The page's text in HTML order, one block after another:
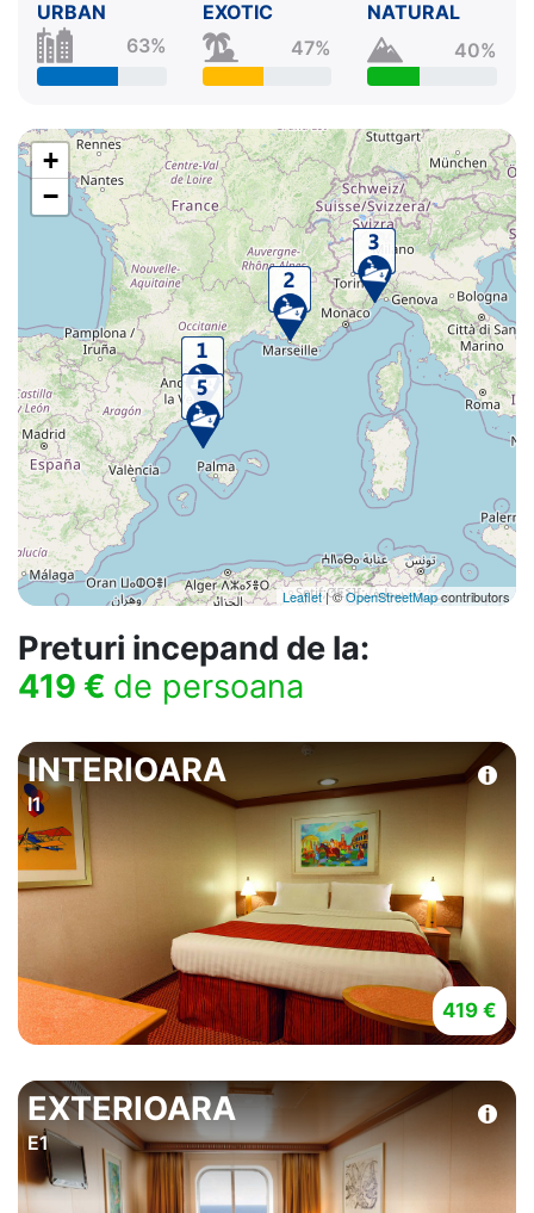
URBAN
63%
EXOTIC
47%
NATURAL
40%
+
−
Leaflet| ©OpenStreetMapcontributors
Preturi incepand de la:
419 € de persoana
INTERIOARA
I1
419 €
EXTERIOARA
E1